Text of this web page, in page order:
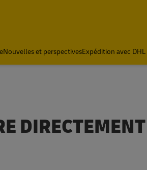
Nouvelles et perspectivesExpédition avec DHL
DIRECTEMENT